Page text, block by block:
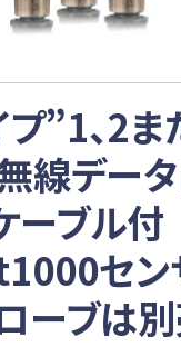
”1、2
線デー
ーブル付
セン
ーブは別